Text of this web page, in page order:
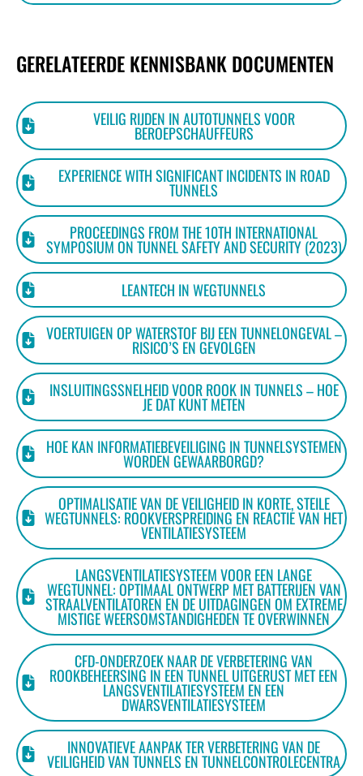
GERELATEERDE KENNISBANK DOCUMENTEN
VEILIG RIJDEN IN AUTOTUNNELS VOOR
BEROEPSCHAUFFEURS
EXPERIENCE WITH SIGNIFICANT INCIDENTS IN ROAD
TUNNELS
PROCEEDINGS FROM THE 10TH INTERNATIONAL
SYMPOSIUM ON TUNNEL SAFETY AND SECURITY (2023)
LEANTECH IN WEGTUNNELS
VOERTUIGEN OP WATERSTOF BIJ EEN TUNNELONGEVAL –
RISICO’S EN GEVOLGEN
INSLUITINGSSNELHEID VOOR ROOK IN TUNNELS – HOE
JE DAT KUNT METEN
HOE KAN INFORMATIEBEVEILIGING IN TUNNELSYSTEMEN
WORDEN GEWAARBORGD?
OPTIMALISATIE VAN DE VEILIGHEID IN KORTE, STEILE
WEGTUNNELS: ROOKVERSPREIDING EN REACTIE VAN HET
VENTILATIESYSTEEM
LANGSVENTILATIESYSTEEM VOOR EEN LANGE
WEGTUNNEL: OPTIMAAL ONTWERP MET BATTERIJEN VAN
STRAALVENTILATOREN EN DE UITDAGINGEN OM EXTREME
MISTIGE WEERSOMSTANDIGHEDEN TE OVERWINNEN
CFD-ONDERZOEK NAAR DE VERBETERING VAN
ROOKBEHEERSING IN EEN TUNNEL UITGERUST MET EEN
LANGSVENTILATIESYSTEEM EN EEN
DWARSVENTILATIESYSTEEM
INNOVATIEVE AANPAK TER VERBETERING VAN DE
VEILIGHEID VAN TUNNELS EN TUNNELCONTROLECENTRA